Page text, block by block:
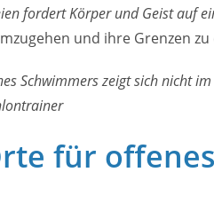
fordert Körper und Geist auf
und ihre Grenzen
Schwimmers zeigt sich nicht
für